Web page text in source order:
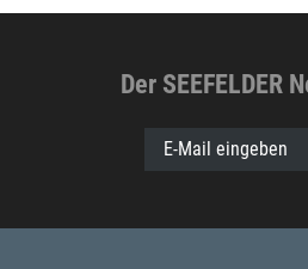
Der SEEFELDER
E-Mail eingeben